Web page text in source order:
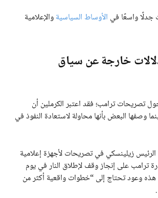
جدلًا واسعًا في الأوساط السياسيةوالإعلامية
خارجة عن سياق
تصريحات ترامب؛ فقد اعتبر الكرملين أن
وصفها البعض بأنها محاولة لاستعادة النفوذ في
زيلينسكي في تصريحات لأجهزة إعلامية
ترامب على إنجاز وقف لإطلاق النار في يوم
هذه وعود تحتاج إلى “خطوات واقعية أكثر من